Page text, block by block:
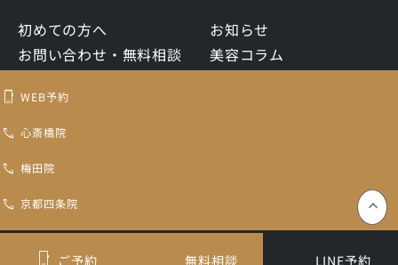
初めての方へ
お問い合わせ・無料相談
LINE予約
お知らせ
美容コラム
トキコクリニック認定再生医療等委員会
プライバシーポリシー
WEB予約
心斎橋院
梅田院
京都四条院
ご予約 無料相談 LINE予約
keyboard_control_key